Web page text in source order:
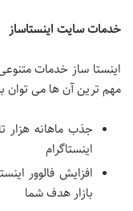
خدمات سایت اینستاساز
اینستا ساز خدمات
مهم ترین آن ها می توان
جذب ماهانه هزار
اینستاگرام
افزایش فالوور
بازار هدف شما